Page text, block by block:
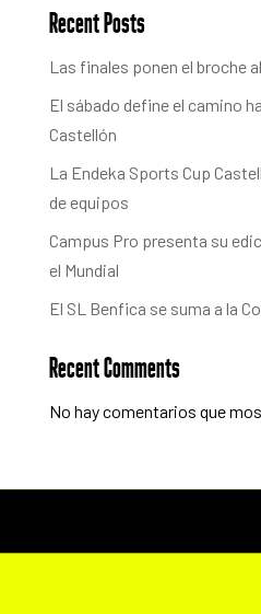
Recent Posts
Las finales ponen el broche
El sábado define el camino
Castellón
La Endeka Sports Cup
de equipos
Campus Pro presenta su
el Mundial
El SL Benfica se suma a la
Recent Comments
No hay comentarios que